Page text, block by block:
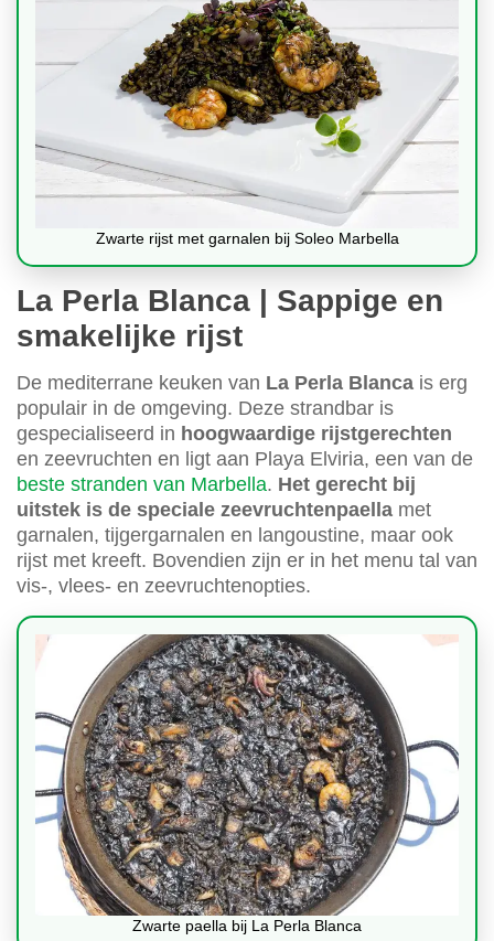
Zwarte rijst met garnalen bij Soleo Marbella
La Perla Blanca | Sappige en
smakelijke rijst
De mediterrane keuken van La Perla Blanca is erg
populair in de omgeving. Deze strandbar is
gespecialiseerd in hoogwaardige rijstgerechten
en zeevruchten en ligt aan Playa Elviria, een van de
beste stranden van Marbella. Het gerecht bij
uitstek is de speciale zeevruchtenpaella met
garnalen, tijgergarnalen en langoustine, maar ook
rijst met kreeft. Bovendien zijn er in het menu tal van
vis-, vlees- en zeevruchtenopties.
Zwarte paella bij La Perla Blanca